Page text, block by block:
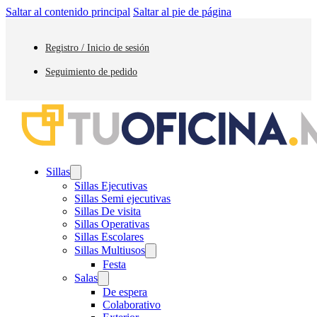
Saltar al contenido principal Saltar al pie de página
Registro / Inicio de sesión
Seguimiento de pedido
Sillas
Sillas Ejecutivas
Sillas Semi ejecutivas
Sillas De visita
Sillas Operativas
Sillas Escolares
Sillas Multiusos
Festa
Salas
De espera
Colaborativo